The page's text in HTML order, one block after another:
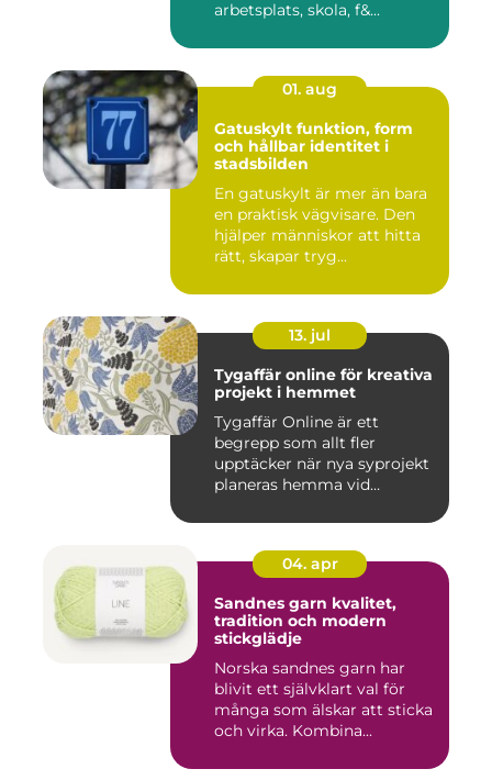
arbetsplats, skola, f&...
01. aug
Gatuskylt funktion, form
och hållbar identitet i
stadsbilden
En gatuskylt är mer än bara
en praktisk vägvisare. Den
hjälper människor att hitta
rätt, skapar tryg...
13. jul
Tygaffär online för kreativa
projekt i hemmet
Tygaffär Online är ett
begrepp som allt fler
upptäcker när nya syprojekt
planeras hemma vid
04. apr
Sandnes garn kvalitet,
tradition och modern
stickglädje
Norska sandnes garn har
blivit ett självklart val för
många som älskar att sticka
och virka. Kombina...